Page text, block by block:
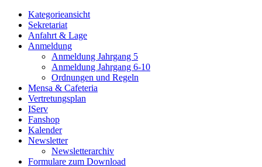
Kategorieansicht
Sekretariat
Anfahrt & Lage
Anmeldung
Anmeldung Jahrgang 5
Anmeldung Jahrgang 6-10
Ordnungen und Regeln
Mensa & Cafeteria
Vertretungsplan
IServ
Fanshop
Kalender
Newsletter
Newsletterarchiv
Formulare zum Download